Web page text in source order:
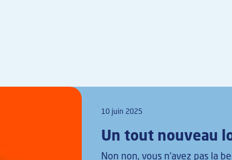
10 juin 2025
Un tout nouveau
Non non, vous n'avez pas la